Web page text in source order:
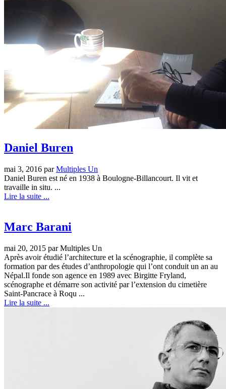
Daniel Buren
mai 3, 2016 parMultiples Un
Daniel Buren est né en 1938 à Boulogne-Billancourt. Il vit et
travaille in situ. ...
Lire la suite ...
Marc Barani
mai 20, 2015 par Multiples Un
Après avoir étudié l’architecture et la scénographie, il complète sa
formation par des études d’anthropologie qui l’ont conduit un an au
Népal.Il fonde son agence en 1989 avec Birgitte Fryland,
scénographe et démarre son activité par l’extension du cimetière
Saint-Pancrace à Roqu ...
Lire la suite ...